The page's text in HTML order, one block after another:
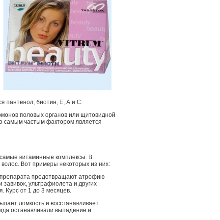
пантенол, биотин, Е, А и С.
половых органов или щитовидной
самым частым фактором является
витаминные комплексы. В
Вот примеры некоторых из них:
предотвращают атрофию
завивок, ультрафиолета и других
Курс от 1 до 3 месяцев.
ломкость и восстанавливает
останавливали выпадение и